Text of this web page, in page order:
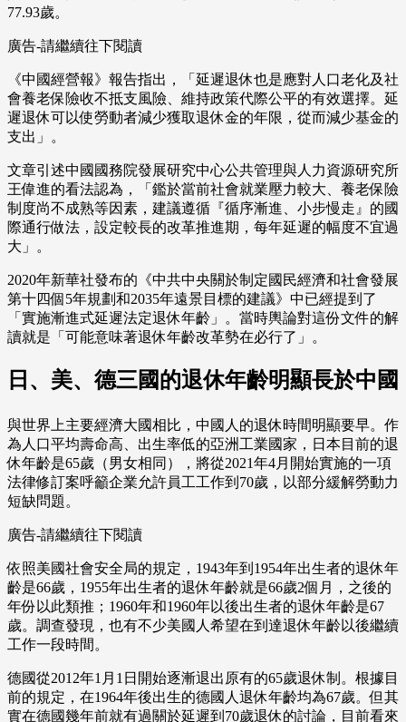
77.93歲。
廣告-請繼續往下閱讀
《中國經營報》報告指出，「延遲退休也是應對人口老化及社
會養老保險收不抵支風險、維持政策代際公平的有效選擇。延
遲退休可以使勞動者減少獲取退休金的年限，從而減少基金的
支出」。
文章引述中國國務院發展研究中心公共管理與人力資源研究所
王偉進的看法認為，「鑑於當前社會就業壓力較大、養老保險
制度尚不成熟等因素，建議遵循『循序漸進、小步慢走』的國
際通行做法，設定較長的改革推進期，每年延遲的幅度不宜過
大」。
2020年新華社發布的《中共中央關於制定國民經濟和社會發展
第十四個5年規劃和2035年遠景目標的建議》中已經提到了
「實施漸進式延遲法定退休年齡」。當時輿論對這份文件的解
讀就是「可能意味著退休年齡改革勢在必行了」。
日、美、德三國的退休年齡明顯長於中國
與世界上主要經濟大國相比，中國人的退休時間明顯要早。作
為人口平均壽命高、出生率低的亞洲工業國家，日本目前的退
休年齡是65歲（男女相同），將從2021年4月開始實施的一項
法律修訂案呼籲企業允許員工工作到70歲，以部分緩解勞動力
短缺問題。
廣告-請繼續往下閱讀
依照美國社會安全局的規定，1943年到1954年出生者的退休年
齡是66歲，1955年出生者的退休年齡就是66歲2個月，之後的
年份以此類推；1960年和1960年以後出生者的退休年齡是67
歲。調查發現，也有不少美國人希望在到達退休年齡以後繼續
工作一段時間。
德國從2012年1月1日開始逐漸退出原有的65歲退休制。根據目
前的規定，在1964年後出生的德國人退休年齡均為67歲。但其
實在德國幾年前就有過關於延遲到70歲退休的討論，目前看來